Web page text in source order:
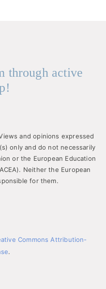
through active
and opinions expressed
only and do not necessarily
or the European Education
Neither the European
for them.
Commons Attribution-
.